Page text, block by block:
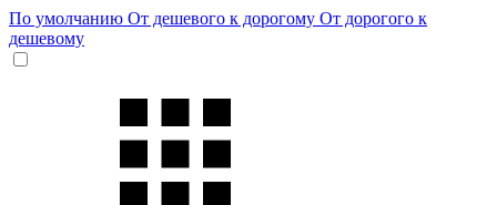
По умолчанию От дешевого к дорогому От дорогого к
дешевому